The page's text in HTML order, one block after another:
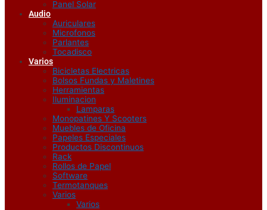
Panel Solar
Audio
Auriculares
Microfonos
Parlantes
Tocadisco
Varios
Bicicletas Electricas
Bolsos Fundas y Maletines
Herramientas
Iluminacion
Lamparas
Monopatines Y Scooters
Muebles de Oficina
Papeles Especiales
Productos Discontinuos
Rack
Rollos de Papel
Software
Termotanques
Varios
Varios